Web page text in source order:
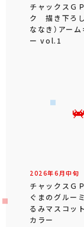
チャックスＧ
ク 描き下ろし
ななき）アー
ー vol.1
2026年6 月中旬
チャックスＧ
ぐまのグルー
るみマスコッ
カラー